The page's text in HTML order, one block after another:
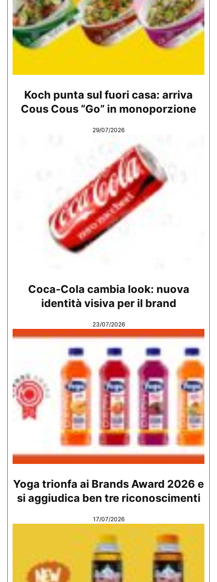
Koch punta sul fuori casa: arriva
Cous Cous “Go” in monoporzione
29/07/2026
Coca-Cola cambia look: nuova
identità visiva per il brand
23/07/2026
Yoga trionfa ai Brands Award 2026 e
si aggiudica ben tre riconoscimenti
17/07/2026